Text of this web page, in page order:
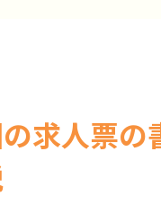
求人票の